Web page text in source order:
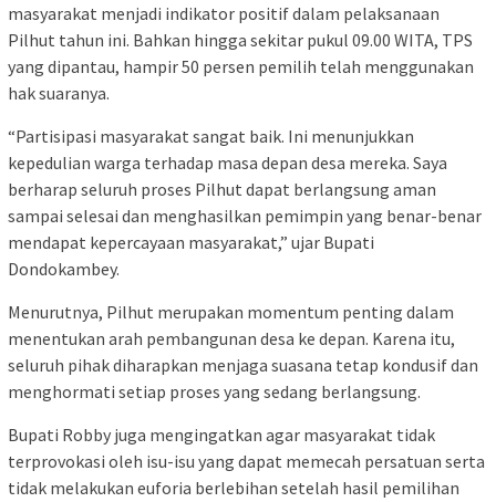
masyarakat menjadi indikator positif dalam pelaksanaan
Pilhut tahun ini. Bahkan hingga sekitar pukul 09.00 WITA, TPS
yang dipantau, hampir 50 persen pemilih telah menggunakan
hak suaranya.
“Partisipasi masyarakat sangat baik. Ini menunjukkan
kepedulian warga terhadap masa depan desa mereka. Saya
berharap seluruh proses Pilhut dapat berlangsung aman
sampai selesai dan menghasilkan pemimpin yang benar-benar
mendapat kepercayaan masyarakat,” ujar Bupati
Dondokambey.
Menurutnya, Pilhut merupakan momentum penting dalam
menentukan arah pembangunan desa ke depan. Karena itu,
seluruh pihak diharapkan menjaga suasana tetap kondusif dan
menghormati setiap proses yang sedang berlangsung.
Bupati Robby juga mengingatkan agar masyarakat tidak
terprovokasi oleh isu-isu yang dapat memecah persatuan serta
tidak melakukan euforia berlebihan setelah hasil pemilihan